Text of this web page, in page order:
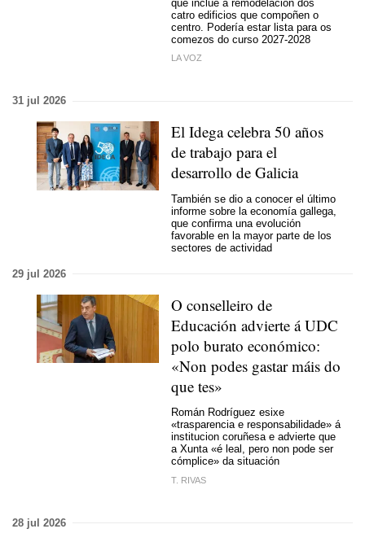
que inclúe a remodelación dos
catro edificios que compoñen o
centro. Podería estar lista para os
comezos do curso 2027-2028
LA VOZ
31 jul 2026
El Idega celebra 50 años
de trabajo para el
desarrollo de Galicia
También se dio a conocer el último
informe sobre la economía gallega,
que confirma una evolución
favorable en la mayor parte de los
sectores de actividad
29 jul 2026
O conselleiro de
Educación advierte á UDC
polo burato económico:
«Non podes gastar máis do
que tes»
Román Rodríguez esixe
«trasparencia e responsabilidade» á
institucion coruñesa e advierte que
a Xunta «é leal, pero non pode ser
cómplice» da situación
T. RIVAS
28 jul 2026